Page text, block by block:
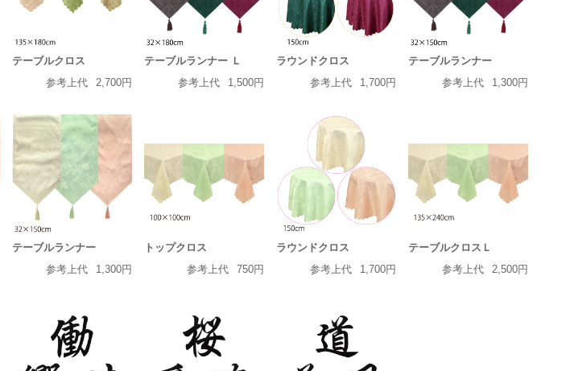
テーブルクロス
参考上代
2,700円
テーブルランナー Ｌ
参考上代
1,500円
ラウンドクロス
参考上代
1,700円
テーブルランナー
参考上代
1,300円
テーブルランナー
参考上代
1,300円
トップクロス
参考上代
750円
ラウンドクロス
参考上代
1,700円
テーブルクロスＬ
参考上代
2,500円